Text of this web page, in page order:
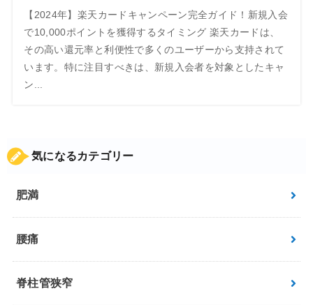
【2024年】楽天カードキャンペーン完全ガイド！新規入会
で10,000ポイントを獲得するタイミング 楽天カードは、
その高い還元率と利便性で多くのユーザーから支持されて
います。特に注目すべきは、新規入会者を対象としたキャ
ン...
気になるカテゴリー
肥満
腰痛
脊柱管狭窄